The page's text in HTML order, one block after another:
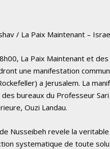
/ La Paix Maintenant –
La Paix Maintenant et
une manifestation
a Jerusalem. La
bureaux du Professeur
Ouzi Landau.
Nusseibeh revele la
systematique de toute